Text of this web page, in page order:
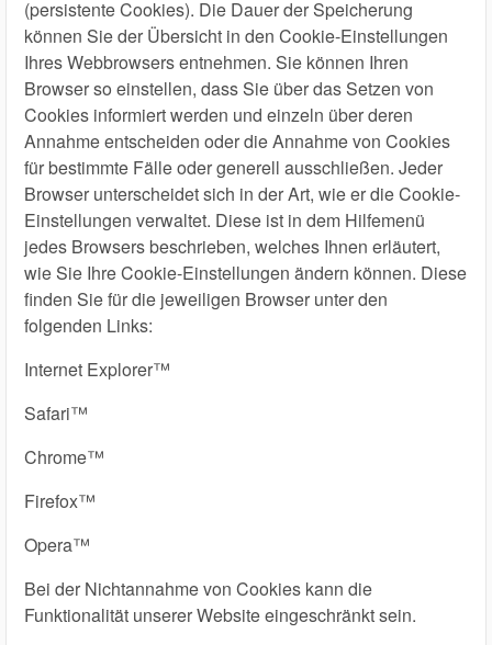
(persistente Cookies). Die Dauer der Speicherung
können Sie der Übersicht in den Cookie-Einstellungen
Ihres Webbrowsers entnehmen. Sie können Ihren
Browser so einstellen, dass Sie über das Setzen von
Cookies informiert werden und einzeln über deren
Annahme entscheiden oder die Annahme von Cookies
für bestimmte Fälle oder generell ausschließen. Jeder
Browser unterscheidet sich in der Art, wie er die Cookie-
Einstellungen verwaltet. Diese ist in dem Hilfemenü
jedes Browsers beschrieben, welches Ihnen erläutert,
wie Sie Ihre Cookie-Einstellungen ändern können. Diese
finden Sie für die jeweiligen Browser unter den
folgenden Links:
Internet Explorer™
Safari™
Chrome™
Firefox™
Opera™
Bei der Nichtannahme von Cookies kann die
Funktionalität unserer Website eingeschränkt sein.